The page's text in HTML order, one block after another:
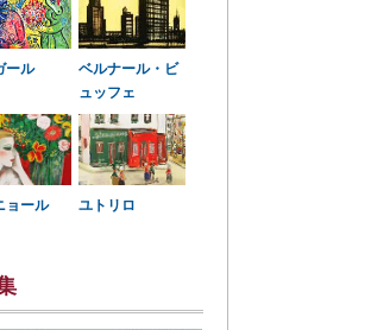
ール
ベルナール・ビ
ュッフェ
ョール ユトリロ